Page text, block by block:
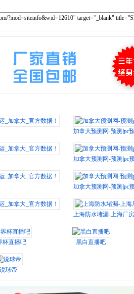
拿大_官方数据！ 加拿大预测网-预测|pc
拿大_官方数据！ 加拿大预测网-预测|pc
拿大_官方数据！ 加拿大预测网-预测|pc
拿大_官方数据！ 上海防水堵漏-上海厂
杯直播吧 黑白直播吧
说球帝